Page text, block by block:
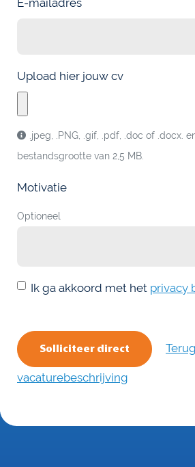
E-mailadres
Upload hier jouw cv
.jpeg, .PNG, .gif, .pdf, .doc of .docx.
bestandsgrootte van 2,5 MB.
Motivatie
Optioneel
Ik ga akkoord met het privacy
Solliciteer direct
vacaturebeschrijving